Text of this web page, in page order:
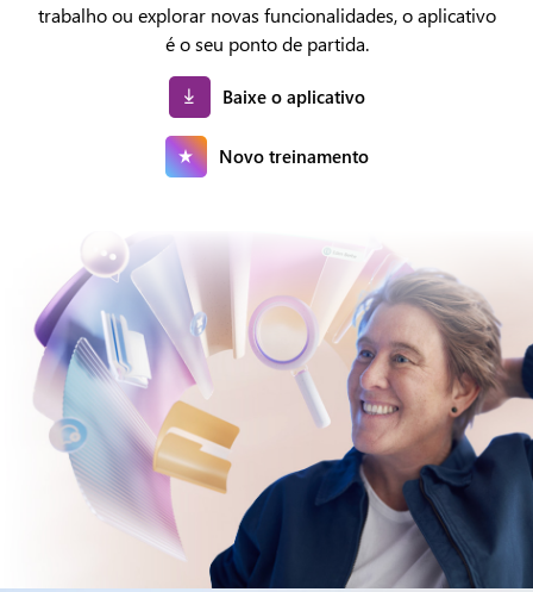
trabalho ou explorar novas funcionalidades, o aplicativo
é o seu ponto de partida.
Baixe o aplicativo
Novo treinamento